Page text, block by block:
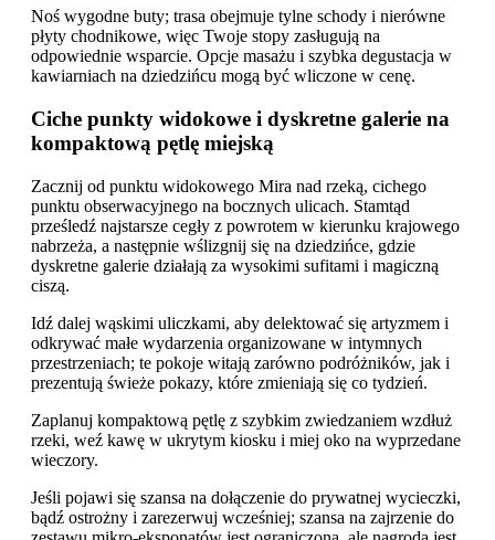
Noś wygodne buty; trasa obejmuje tylne schody i nierówne
płyty chodnikowe, więc Twoje stopy zasługują na
odpowiednie wsparcie. Opcje masażu i szybka degustacja w
kawiarniach na dziedzińcu mogą być wliczone w cenę.
Ciche punkty widokowe i dyskretne galerie na
kompaktową pętlę miejską
Zacznij od punktu widokowego Mira nad rzeką, cichego
punktu obserwacyjnego na bocznych ulicach. Stamtąd
prześledź najstarsze cegły z powrotem w kierunku krajowego
nabrzeża, a następnie wślizgnij się na dziedzińce, gdzie
dyskretne galerie działają za wysokimi sufitami i magiczną
ciszą.
Idź dalej wąskimi uliczkami, aby delektować się artyzmem i
odkrywać małe wydarzenia organizowane w intymnych
przestrzeniach; te pokoje witają zarówno podróżników, jak i
prezentują świeże pokazy, które zmieniają się co tydzień.
Zaplanuj kompaktową pętlę z szybkim zwiedzaniem wzdłuż
rzeki, weź kawę w ukrytym kiosku i miej oko na wyprzedane
wieczory.
Jeśli pojawi się szansa na dołączenie do prywatnej wycieczki,
bądź ostrożny i zarezerwuj wcześniej; szansa na zajrzenie do